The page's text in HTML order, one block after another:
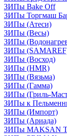
ЗИПы Bake Off
ЗИПы Торгмаш
ЗИПы (Атеси)
ЗИПы (Весы)
ЗИПы
ЗИПы
ЗИПы (Восход)
ЗИПы (HMR)
ЗИПы (Вязьма)
ЗИПы (Гамма)
ЗИПы (Гриль-
ЗИПы к
ЗИПы (Импорт)
ЗИПы (Ариада)
ЗИПы MAKSAN